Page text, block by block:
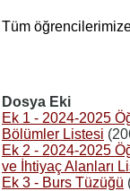
Tüm
Dosya Eki
Ek 1 - 2024-2025
Bölümler Listesi
Ek 2 - 2024-2025
ve İhtiyaç Alanları
Ek 3 - Burs Tüzüğü